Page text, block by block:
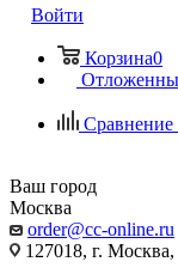
Войти
Корзина0
Сравнение
Ваш город
Москва
order@cc-online.ru
127018, г.